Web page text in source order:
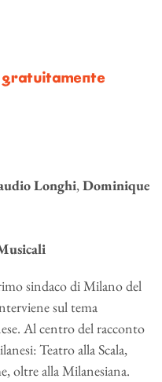
Longhi,Dominique
sindaco di Milano del
sul tema
Al centro del racconto
Teatro alla Scala,
oltre alla Milanesiana.